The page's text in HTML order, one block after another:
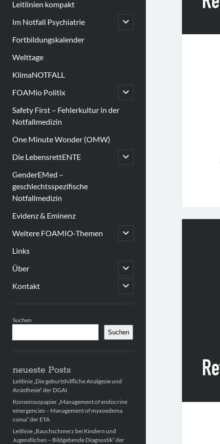
Leitlinien kompakt
Im Notfall Psychiatrie
open
child
Fortbildungskalender
Welttage
KlimaNOTFALL
FOAMio Politix
open
child
Safety First – Fehlerkultur in der
Notfallmedizin
One Minute Wonder (OMW)
Die LebensrettENTE
open
child
GenderEMed –
geschlechtsspezifische
Notfallmedizin
Evidenz & Eminenz
Weitere FOAMIO-Themen
open
child
Links
Über
open
child
menu
Kontakt
open
child
Suchen
Suchen
neueste Posts
Leitlinie „Die geburtshilfliche Analgesie und
Anästhesie“ der DGAI
Konsensuspapier „Management of endocrine
emergencies – Management of myxoedema
coma“ der ETA
Leitlinie „Bauchschmerz bei Kindern und
Jugendlichen – Bildgebende Diagnostik“ der